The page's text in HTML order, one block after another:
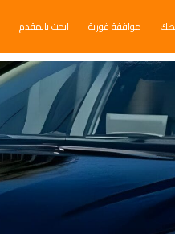
موافقة فورية ابحث بالمقدم